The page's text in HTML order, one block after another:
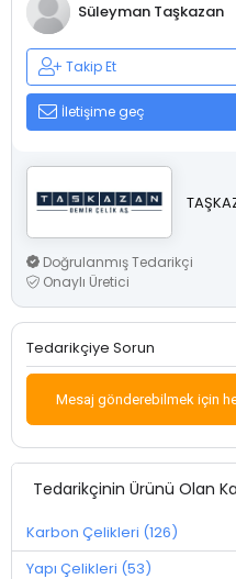
Süleyman Taşkazan
Takip Et
İletişime geç
Doğrulanmış Tedarikçi
Onaylı Üretici
Tedarikçiye Sorun
Mesaj gönderebilmek için
Tedarikçinin Ürünü Olan
Karbon Çelikleri (126)
Yapı Çelikleri (53)